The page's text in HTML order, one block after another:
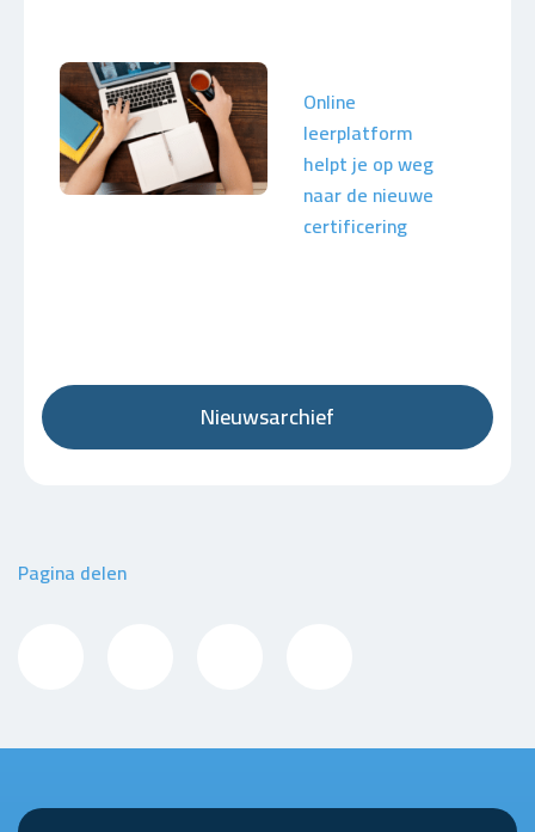
Online
leerplatform
helpt je op weg
naar de nieuwe
certificering
Nieuwsarchief
Pagina delen